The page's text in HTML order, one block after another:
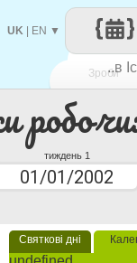
тиждень 1
Святкові дні
Зроби
..в
UK EN ▼